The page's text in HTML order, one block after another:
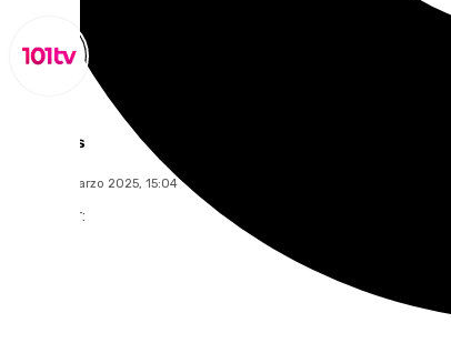
Lynx Devs
lunes, 10 marzo 2025, 15:04
Compartir: